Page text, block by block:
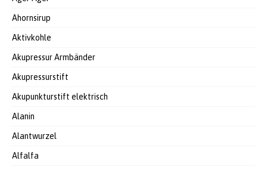
Ahornsirup
Aktivkohle
Akupressur Armbänder
Akupressurstift
Akupunkturstift elektrisch
Alanin
Alantwurzel
Alfalfa